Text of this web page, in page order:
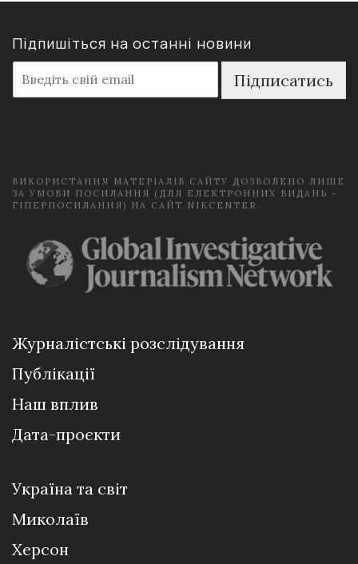
Підпишіться на останні новини
m
a
Підписатись
ВИКОРИСТАННЯ МАТЕРІАЛІВ САЙТУ ДОЗВОЛЕНО ЛИШЕ
ЗА УМОВИ ПОСИЛАННЯ (ДЛЯ ЕЛЕКТРОННИХ ВИДАНЬ -
ГІПЕРПОСИЛАННЯ) НА САЙТ NIKCENTER.
Журналістські розслідування
Публікації
Наш вплив
Дата-проєкти
Україна та світ
Миколаїв
Херсон